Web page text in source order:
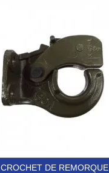
CROCHET DE REMORQUE